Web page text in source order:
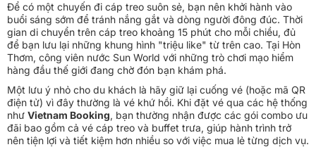
Để có một chuyến đi cáp treo suôn sẻ, bạn nên khởi hành vào
buổi sáng sớm để tránh nắng gắt và dòng người đông đúc. Thời
gian di chuyển trên cáp treo khoảng 15 phút cho mỗi chiều, đủ
để bạn lưu lại những khung hình "triệu like" từ trên cao. Tại Hòn
Thơm, công viên nước Sun World với những trò chơi mạo hiểm
hàng đầu thế giới đang chờ đón bạn khám phá.
Một lưu ý nhỏ cho du khách là hãy giữ lại cuống vé (hoặc mã QR
điện tử) vì đây thường là vé khứ hồi. Khi đặt vé qua các hệ thống
như Vietnam Booking, bạn thường nhận được các gói combo ưu
đãi bao gồm cả vé cáp treo và buffet trưa, giúp hành trình trở
nên tiện lợi và tiết kiệm hơn nhiều so với việc mua lẻ từng dịch vụ.